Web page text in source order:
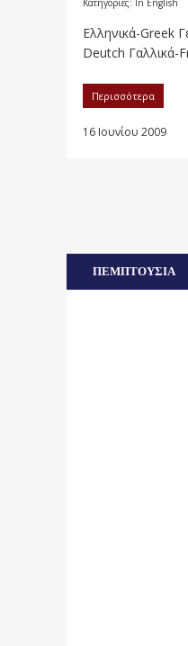
Κατηγορίες: In English
Ελληνικά-Greek
Deutch Γαλλικά-
Περισσότερα
16 Ιουνίου 2009
ΠΕΜΠΤΟΥΣΙΑ